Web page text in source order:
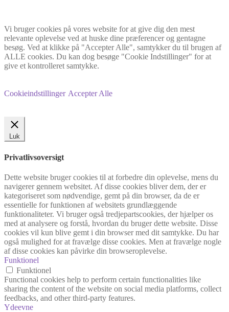
Vi bruger cookies på vores website for at give dig den mest
relevante oplevelse ved at huske dine præferencer og gentagne
besøg. Ved at klikke på "Accepter Alle", samtykker du til brugen af
ALLE cookies. Du kan dog besøge "Cookie Indstillinger" for at
give et kontrolleret samtykke.
Cookieindstillinger Accepter Alle
Luk
Privatlivsoversigt
Dette website bruger cookies til at forbedre din oplevelse, mens du
navigerer gennem websitet. Af disse cookies bliver dem, der er
kategoriseret som nødvendige, gemt på din browser, da de er
essentielle for funktionen af websitets grundlæggende
funktionaliteter. Vi bruger også tredjepartscookies, der hjælper os
med at analysere og forstå, hvordan du bruger dette website. Disse
cookies vil kun blive gemt i din browser med dit samtykke. Du har
også mulighed for at fravælge disse cookies. Men at fravælge nogle
af disse cookies kan påvirke din browseroplevelse.
Funktionel
Funktionel
Functional cookies help to perform certain functionalities like
sharing the content of the website on social media platforms, collect
feedbacks, and other third-party features.
Ydeevne